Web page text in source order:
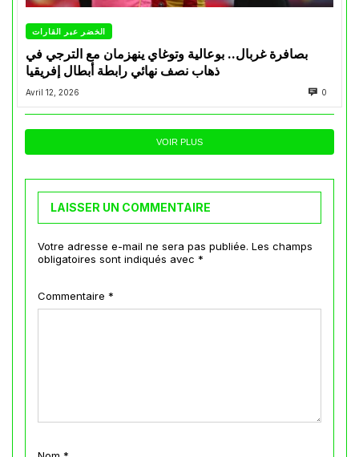
الخضر عبر القارات
بصافرة غربال.. بوعالية وتوغاي ينهزمان مع الترجي في
ذهاب نصف نهائي رابطة أبطال إفريقيا
Avril 12, 2026 0
VOIR PLUS
LAISSER UN COMMENTAIRE
Votre adresse e-mail ne sera pas publiée. Les champs
obligatoires sont indiqués avec *
Commentaire *